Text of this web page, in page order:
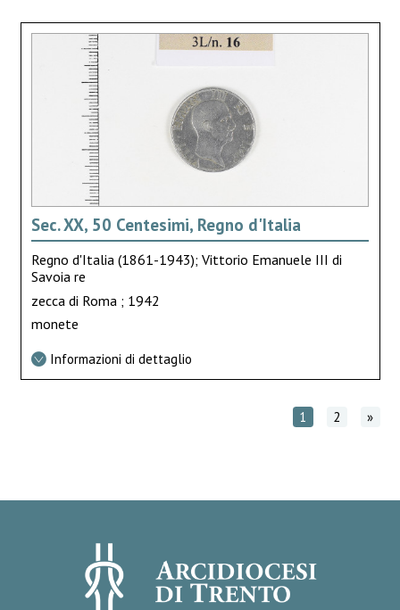
Sec. XX, 50 Centesimi, Regno d'Italia
Regno d'Italia (1861-1943); Vittorio Emanuele III di
Savoia re
zecca di Roma ; 1942
monete
Informazioni di dettaglio
1 2 »